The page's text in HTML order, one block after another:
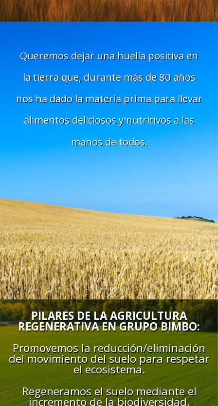
Queremos dejar una huella positiva en
la tierra que, durante más de 80 años
nos ha dado la materia prima para llevar
alimentos deliciosos y nutritivos a las
manos de todos.
PILARES DE LA AGRICULTURA
REGENERATIVA EN GRUPO BIMBO:
Promovemos la reducción/eliminación
del movimiento del suelo para respetar
el ecosistema.
Regeneramos el suelo mediante el
incremento de la biodiversidad.